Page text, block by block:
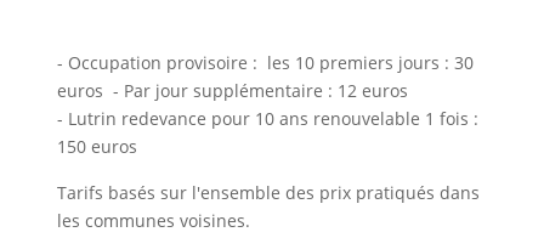
- Occupation provisoire : les 10 premiers jours : 30
euros - Par jour supplémentaire : 12 euros
- Lutrin redevance pour 10 ans renouvelable 1 fois :
150 euros
Tarifs basés sur l'ensemble des prix pratiqués dans
les communes voisines.